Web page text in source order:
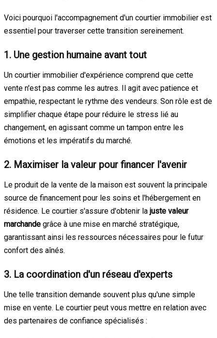
Voici pourquoi l'accompagnement d'un courtier immobilier est
essentiel pour traverser cette transition sereinement.
1. Une gestion humaine avant tout
Un courtier immobilier d'expérience comprend que cette
vente n'est pas comme les autres. Il agit avec patience et
empathie, respectant le rythme des vendeurs. Son rôle est de
simplifier chaque étape pour réduire le stress lié au
changement, en agissant comme un tampon entre les
émotions et les impératifs du marché.
2. Maximiser la valeur pour financer l'avenir
Le produit de la vente de la maison est souvent la principale
source de financement pour les soins et l'hébergement en
résidence. Le courtier s'assure d'obtenir la juste valeur
marchande grâce à une mise en marché stratégique,
garantissant ainsi les ressources nécessaires pour le futur
confort des aînés.
3. La coordination d'un réseau d'experts
Une telle transition demande souvent plus qu'une simple
mise en vente. Le courtier peut vous mettre en relation avec
des partenaires de confiance spécialisés :